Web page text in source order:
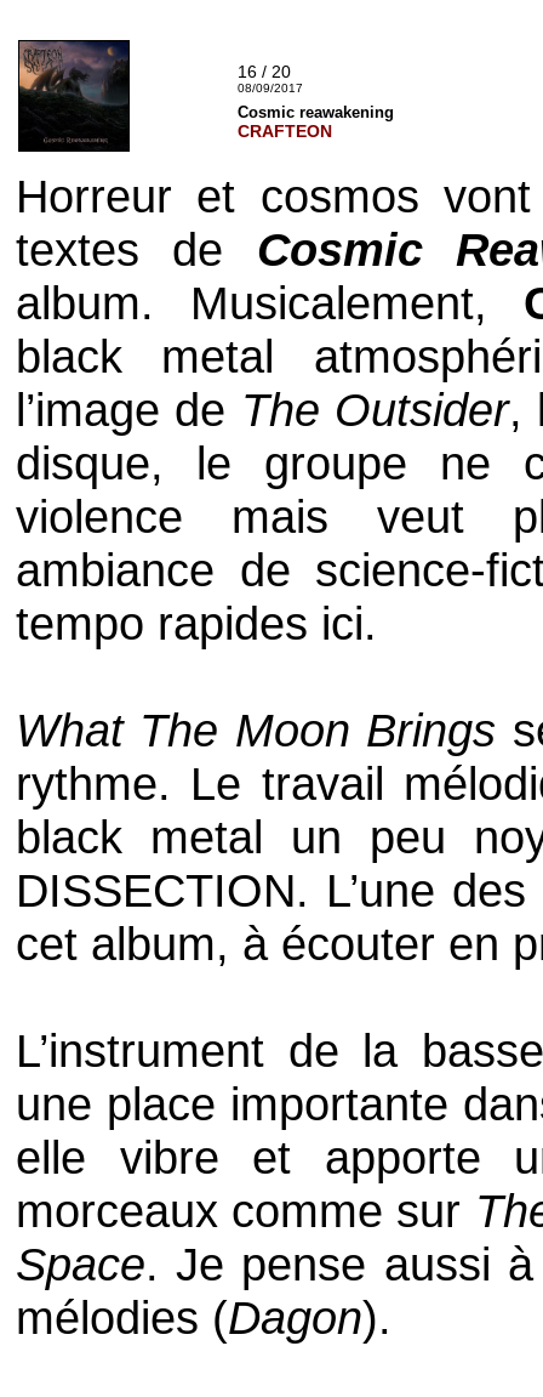
16 / 20
08/09/2017
Cosmic reawakening
CRAFTEON
Horreur et cosmos
textes de Cosmic
album. Musicalement,
black metal
l’image de The Outsider,
disque, le groupe ne
violence mais veut
ambiance de science-
tempo rapides ici.
What The Moon Brings
rythme. Le travail
black metal un peu
DISSECTION. L’une
cet album, à écouter en
L’instrument de la
une place importante
elle vibre et apporte
morceaux comme sur
Space. Je pense aussi
mélodies (Dagon).